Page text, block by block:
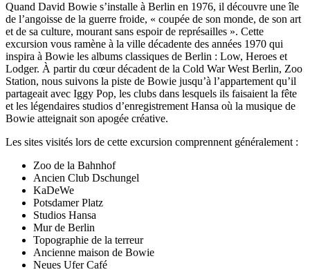
Quand David Bowie s’installe à Berlin en 1976, il découvre une île
de l’angoisse de la guerre froide, « coupée de son monde, de son art
et de sa culture, mourant sans espoir de représailles ». Cette
excursion vous ramène à la ville décadente des années 1970 qui
inspira à Bowie les albums classiques de Berlin : Low, Heroes et
Lodger. À partir du cœur décadent de la Cold War West Berlin, Zoo
Station, nous suivons la piste de Bowie jusqu’à l’appartement qu’il
partageait avec Iggy Pop, les clubs dans lesquels ils faisaient la fête
et les légendaires studios d’enregistrement Hansa où la musique de
Bowie atteignait son apogée créative.
Les sites visités lors de cette excursion comprennent généralement :
Zoo de la Bahnhof
Ancien Club Dschungel
KaDeWe
Potsdamer Platz
Studios Hansa
Mur de Berlin
Topographie de la terreur
Ancienne maison de Bowie
Neues Ufer Café